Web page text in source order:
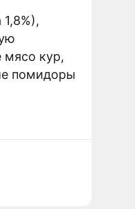
мясо кур,
помидоры